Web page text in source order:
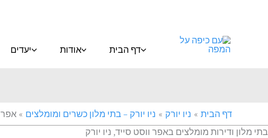
דף הבית אודות יעדים
דף הבית ניו יורק ניו יורק – בתי מלון כשרים ומומלצים
אפר
בתי מלון ודירות מומלצים באפר ווסט סייד, ניו יורק